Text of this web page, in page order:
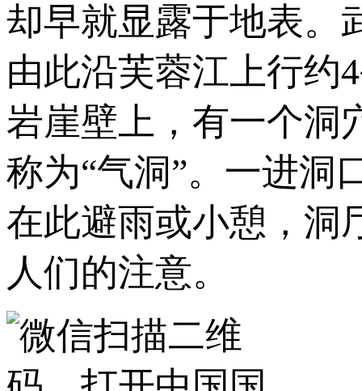
却早就显露于地表。
由此沿芙蓉江上行约
岩崖壁上，有一个洞
称为“气洞”。一进洞
在此避雨或小憩，洞
人们的注意。